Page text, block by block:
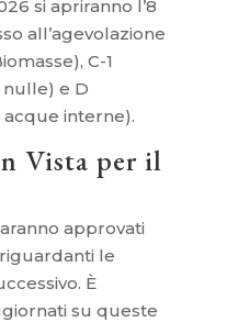
si apriranno l’8
all’agevolazione
C-1
nulle) e D
interne).
Vista per il
approvati
le
È
su queste